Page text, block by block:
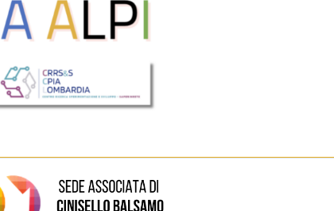
di Cinisello Balsamo
Sesto San Giovanni